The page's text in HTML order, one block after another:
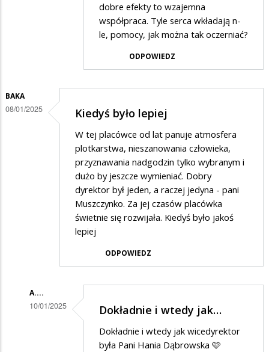
dobre efekty to wzajemna
współpraca. Tyle serca wkładają n-
le, pomocy, jak można tak oczerniać?
ODPOWIEDZ
BAKA
08/01/2025 Kiedyś było lepiej
W tej placówce od lat panuje atmosfera
plotkarstwa, nieszanowania człowieka,
przyznawania nadgodzin tylko wybranym i
dużo by jeszcze wymieniać. Dobry
dyrektor był jeden, a raczej jedyna - pani
Muszczynko. Za jej czasów placówka
świetnie się rozwijała. Kiedyś było jakoś
lepiej
ODPOWIEDZ
A....
10/01/2025 Dokładnie i wtedy jak…
Dokładnie i wtedy jak wicedyrektor
była Pani Hania Dąbrowska 🩷